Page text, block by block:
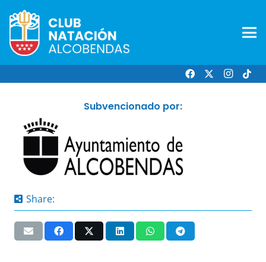
Subvencionado por:
Share: